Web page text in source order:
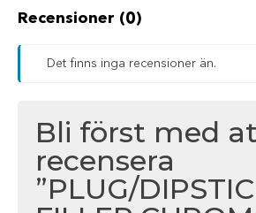
Recensioner (0)
Det finns inga recensioner än.
Bli först med
recensera
”PLUG/